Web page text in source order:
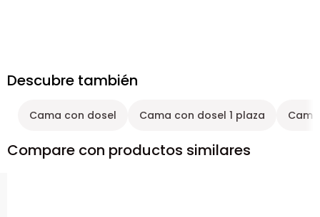
Descubre también
Cama con dosel Cama con dosel 1 plaza
Compare con productos similares